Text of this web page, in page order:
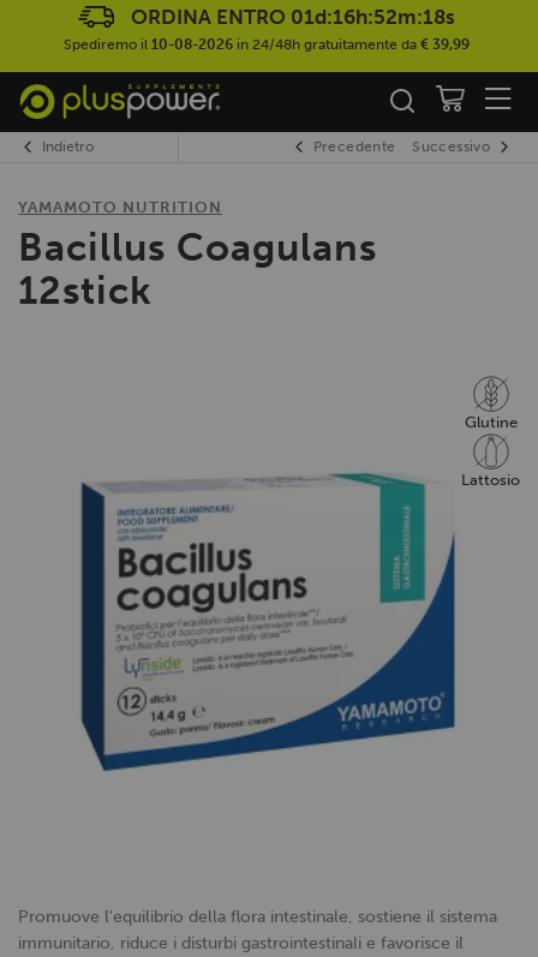
ORDINA ENTRO 01d:16h:52m:17s
Spediremo il 10-08-2026in 24/48h gratuitamente da € 39,99
Indietro Precedente Successivo
YAMAMOTO NUTRITION
Bacillus Coagulans
12stick
Glutine
Lattosio
Promuove l'equilibrio della flora intestinale, sostiene il sistema
immunitario, riduce i disturbi gastrointestinali e favorisce il